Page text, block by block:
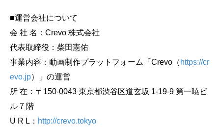
■運営会社について
会 社 名：Crevo 株式会社
代表取締役：柴田憲佑
事業内容：動画制作プラットフォーム「Crevo（ https://cr
evo.jp）」の運営
所 在：〒150-0043 東京都渋谷区道玄坂 1-19-9 第一暁ビ
ル 7 階
U R L： http://crevo.tokyo